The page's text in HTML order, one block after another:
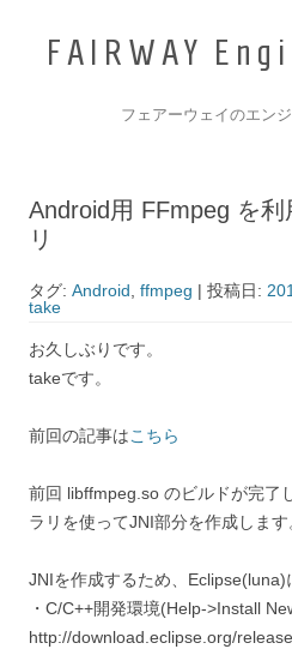
FAIRWAY Engi
フェアーウェイのエン
Android用 FFmpeg を
リ
タグ: Android ffmpeg | 投稿日:
take
お久しぶりです。
takeです。
前回の記事はこちら
前回 libffmpeg.so のビルドが完了
ラリを使ってJNI部分を作成します
JNIを作成するため、Eclipse(luna)
・C/C++開発環境(Help->Install
http://download.eclipse.org/